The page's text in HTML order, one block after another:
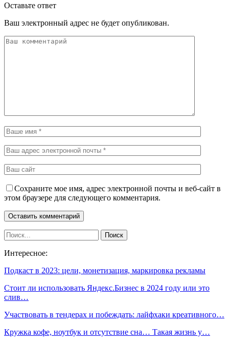
Оставьте ответ
Ваш электронный адрес не будет опубликован.
Сохраните мое имя, адрес электронной почты и веб-сайт в
этом браузере для следующего комментария.
Интересное:
Подкаст в 2023: цели, монетизация, маркировка рекламы
Стоит ли использовать Яндекс.Бизнес в 2024 году или это
слив…
Участвовать в тендерах и побеждать: лайфхаки креативного…
Кружка кофе, ноутбук и отсутствие сна… Такая жизнь у…